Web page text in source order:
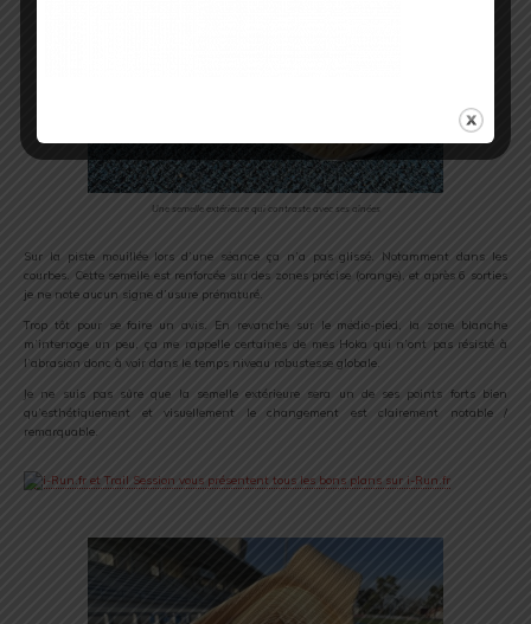
Une semelle extérieure qui contraste avec ses aînées
Sur la piste mouillée lors d’une séance ça n’a pas glissé. Notamment dans les
courbes. Cette semelle est renforcée sur des zones précise (orange), et après 6 sorties
je ne note aucun signe d’usure prématuré.
Trop tôt pour se faire un avis. En revanche sur le médio-pied, la zone blanche
m’interroge un peu, ça me rappelle certaines de mes Hoka qui n’ont pas résisté à
l’abrasion donc à voir dans le temps niveau robustesse globale.
Je ne suis pas sûre que la semelle extérieure sera un de ses points forts bien
qu’esthétiquement et visuellement le changement est clairement notable /
remarquable.